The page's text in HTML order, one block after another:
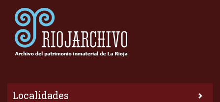
Localidades